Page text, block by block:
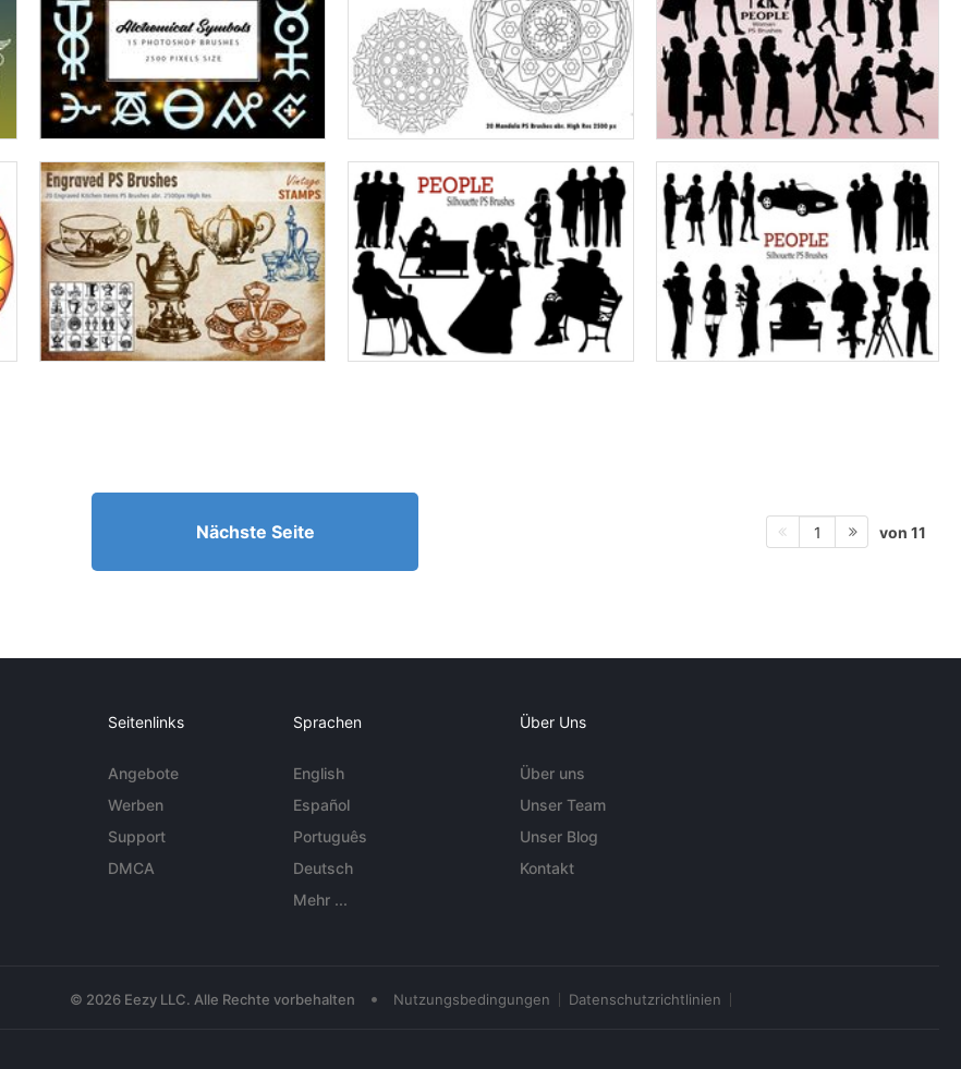
Nächste Seite 1 von 11
Seitenlinks
Angebote
Werben
Support
DMCA
Sprachen
English
Español
Português
Deutsch
Mehr ...
Über Uns
Über uns
Unser Team
Unser Blog
Kontakt
© 2026 Eezy LLC. Alle Rechte vorbehalten • Nutzungsbedingungen Datenschutzrichtlinien